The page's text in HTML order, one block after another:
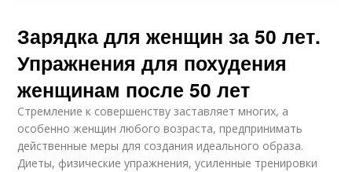
Зарядка для женщин за 50 лет.
Упражнения для похудения
женщинам после 50 лет
Стремление к совершенству заставляет многих, а
особенно женщин любого возраста, предпринимать
действенные меры для создания идеального образа.
Диеты, физические упражнения, усиленные тренировки